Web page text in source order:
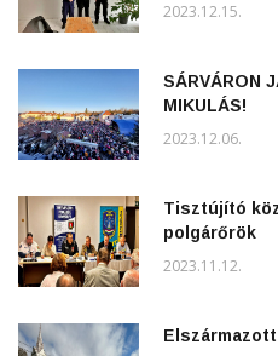
2023.12.15.
SÁRVÁRON
MIKULÁS!
2023.12.06.
Tisztújító
polgárőrök
2023.11.12.